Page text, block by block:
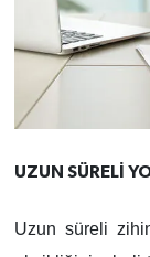
UZUN SÜRELİ
Uzun süreli